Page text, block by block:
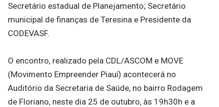
Secretário estadual de Planejamento; Secretário
municipal de finanças de Teresina e Presidente da
CODEVASF.
O encontro, realizado pela CDL/ASCOM e MOVE
(Movimento Empreender Piauí) acontecerá no
Auditório da Secretaria de Saúde, no bairro Rodagem
de Floriano, neste dia 25 de outubro, às 19h30h e a